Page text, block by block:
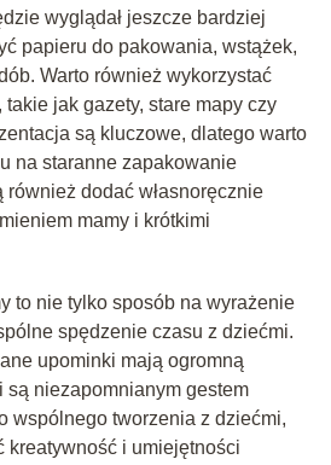
wyglądał jeszcze bardziej
papieru do pakowania, wstążek,
Warto również wykorzystać
takie jak gazety, stare mapy czy
są kluczowe, dlatego warto
na staranne zapakowanie
również dodać własnoręcznie
mamy i krótkimi
to nie tylko sposób na wyrażenie
spędzenie czasu z dziećmi.
upominki mają ogromną
są niezapomnianym gestem
wspólnego tworzenia z dziećmi,
kreatywność i umiejętności